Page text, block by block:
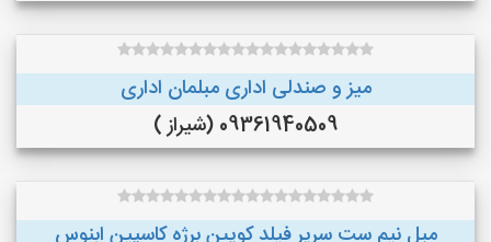
میز و صندلی اداری مبلمان اداری
09361940509 (شیراز )
مبل نیم ست سریر فیلد کویین برژه کاسپین ابنوس